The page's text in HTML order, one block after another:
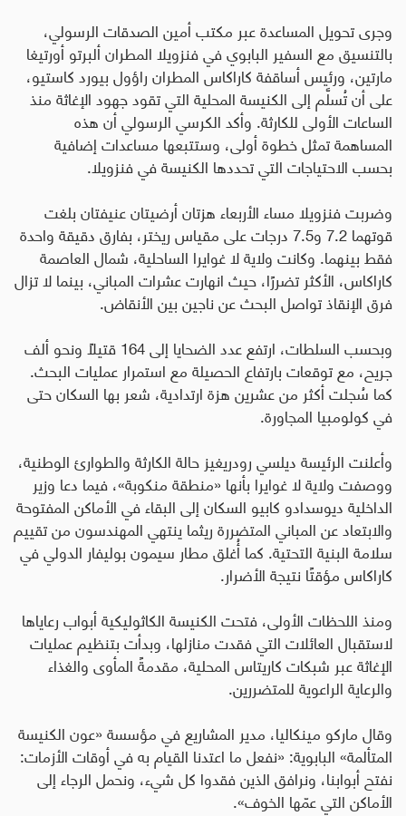
وجرى تحويل المساعدة عبر مكتب أمين الصدقات الرسولي،
بالتنسيق مع السفير البابوي في فنزويلا المطران ألبرتو أورتيغا
مارتين، ورئيس أساقفة كاراكاس المطران راؤول بيورد كاستيو،
على أن تُسلَّم إلى الكنيسة المحلية التي تقود جهود الإغاثة منذ
الساعات الأولى للكارثة. وأكد الكرسي الرسولي أن هذه
المساهمة تمثل خطوة أولى، وستتبعها مساعدات إضافية
بحسب الاحتياجات التي تحددها الكنيسة في فنزويلا.
وضربت فنزويلا مساء الأربعاء هزتان أرضيتان عنيفتان بلغت
قوتهما 7.2 و7.5 درجات على مقياس ريختر، بفارق دقيقة واحدة
فقط بينهما. وكانت ولاية لا غوايرا الساحلية، شمال العاصمة
كاراكاس، الأكثر تضررًا، حيث انهارت عشرات المباني، بينما لا تزال
فرق الإنقاذ تواصل البحث عن ناجين بين الأنقاض.
وبحسب السلطات، ارتفع عدد الضحايا إلى 164 قتيلًا ونحو ألف
جريح، مع توقعات بارتفاع الحصيلة مع استمرار عمليات البحث.
كما سُجلت أكثر من عشرين هزة ارتدادية، شعر بها السكان حتى
في كولومبيا المجاورة.
وأعلنت الرئيسة ديلسي رودريغيز حالة الكارثة والطوارئ الوطنية،
ووصفت ولاية لا غوايرا بأنها «منطقة منكوبة»، فيما دعا وزير
الداخلية ديوسدادو كابيو السكان إلى البقاء في الأماكن المفتوحة
والابتعاد عن المباني المتضررة ريثما ينتهي المهندسون من تقييم
سلامة البنية التحتية. كما أُغلق مطار سيمون بوليفار الدولي في
كاراكاس مؤقتًا نتيجة الأضرار.
ومنذ اللحظات الأولى، فتحت الكنيسة الكاثوليكية أبواب رعاياها
لاستقبال العائلات التي فقدت منازلها، وبدأت بتنظيم عمليات
الإغاثة عبر شبكات كاريتاس المحلية، مقدمةً المأوى والغذاء
والرعاية الراعوية للمتضررين.
وقال ماركو مينكاليا، مدير المشاريع في مؤسسة «عون الكنيسة
المتألمة» البابوية: «نفعل ما اعتدنا القيام به في أوقات الأزمات:
نفتح أبوابنا، ونرافق الذين فقدوا كل شيء، ونحمل الرجاء إلى
الأماكن التي عمّها الخوف».